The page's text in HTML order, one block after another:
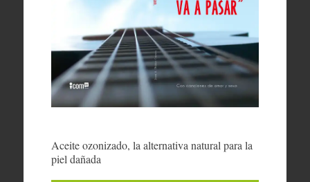
Aceite ozonizado, la alternativa natural para la
piel dañada